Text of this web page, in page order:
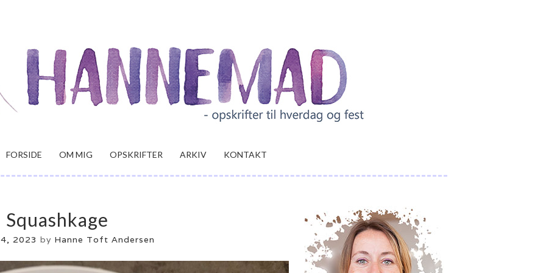
FORSIDE OM MIG OPSKRIFTER ARKIV KONTAKT
Squashkage
2023 by Hanne Toft Andersen